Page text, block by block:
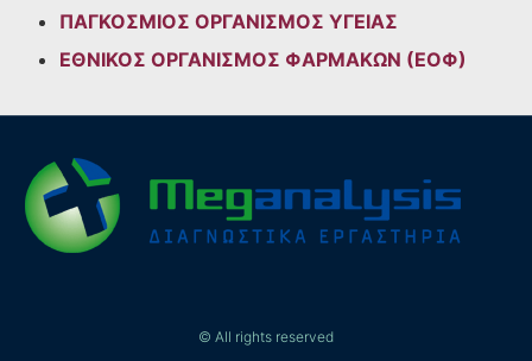
ΠΑΓΚΟΣΜΙΟΣ ΟΡΓΑΝΙΣΜΟΣ ΥΓΕΙΑΣ
ΕΘΝΙΚΟΣ ΟΡΓΑΝΙΣΜΟΣ ΦΑΡΜΑΚΩΝ (ΕΟΦ)
© All rights reserved